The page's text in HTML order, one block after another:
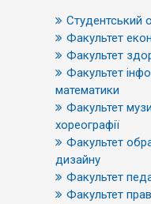
Студентський
Факультет
Факультет
Факультет
математики
Факультет
хореографії
Факультет
дизайну
Факультет
Факультет